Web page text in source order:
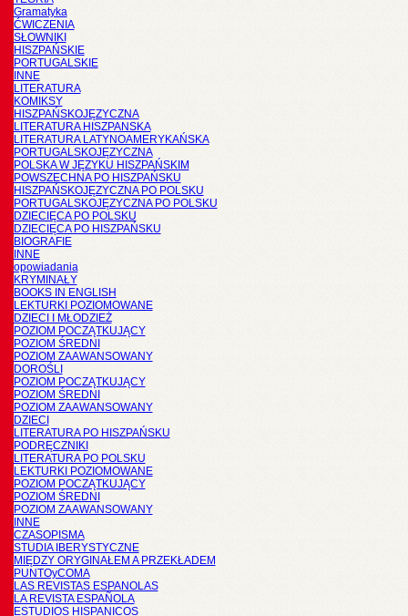
Gramatyka
ĆWICZENIA
SŁOWNIKI
HISZPAŃSKIE
PORTUGALSKIE
INNE
LITERATURA
KOMIKSY
HISZPAŃSKOJĘZYCZNA
LITERATURA HISZPANSKA
LITERATURA LATYNOAMERYKAŃSKA
PORTUGALSKOJĘZYCZNA
POLSKA W JĘZYKU HISZPAŃSKIM
POWSZECHNA PO HISZPAŃSKU
HISZPAŃSKOJĘZYCZNA PO POLSKU
PORTUGALSKOJĘZYCZNA PO POLSKU
DZIECIĘCA PO POLSKU
DZIECIĘCA PO HISZPAŃSKU
BIOGRAFIE
INNE
opowiadania
KRYMINAŁY
BOOKS IN ENGLISH
LEKTURKI POZIOMOWANE
DZIECI I MŁODZIEŻ
POZIOM POCZĄTKUJĄCY
POZIOM ŚREDNI
POZIOM ZAAWANSOWANY
DOROŚLI
POZIOM POCZĄTKUJĄCY
POZIOM ŚREDNI
POZIOM ZAAWANSOWANY
DZIECI
LITERATURA PO HISZPAŃSKU
PODRĘCZNIKI
LITERATURA PO POLSKU
LEKTURKI POZIOMOWANE
POZIOM POCZĄTKUJĄCY
POZIOM ŚREDNI
POZIOM ZAAWANSOWANY
INNE
CZASOPISMA
STUDIA IBERYSTYCZNE
MIĘDZY ORYGINAŁEM A PRZEKŁADEM
PUNTOyCOMA
LAS REVISTAS ESPANOLAS
LA REVISTA ESPAÑOLA
ESTUDIOS HISPANICOS